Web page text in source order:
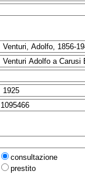
consultazione
prestito